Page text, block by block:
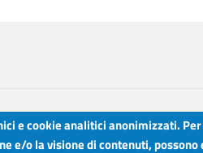
e cookie analitici anonimizzati.
e/o la visione di contenuti,